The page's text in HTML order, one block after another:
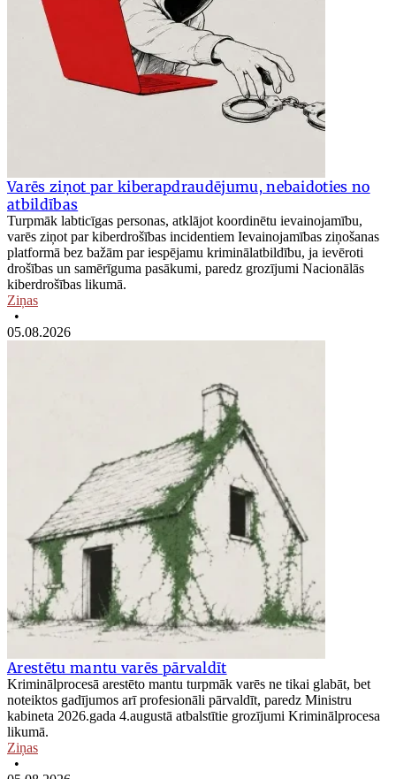
Varēs ziņot par kiberapdraudējumu, nebaidoties no
atbildības
Turpmāk labticīgas personas, atklājot koordinētu ievainojamību,
varēs ziņot par kiberdrošības incidentiem Ievainojamības ziņošanas
platformā bez bažām par iespējamu kriminālatbildību, ja ievēroti
drošības un samērīguma pasākumi, paredz grozījumi Nacionālās
kiberdrošības likumā.
Ziņas
•
05.08.2026
Arestētu mantu varēs pārvaldīt
Kriminālprocesā arestēto mantu turpmāk varēs ne tikai glabāt, bet
noteiktos gadījumos arī profesionāli pārvaldīt, paredz Ministru
kabineta 2026.gada 4.augustā atbalstītie grozījumi Kriminālprocesa
likumā.
Ziņas
•